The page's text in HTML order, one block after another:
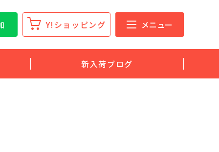
Y!ショッピング メニュー
新入荷ブログ